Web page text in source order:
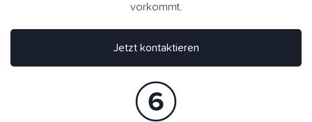
vorkommt.
Jetzt kontaktieren